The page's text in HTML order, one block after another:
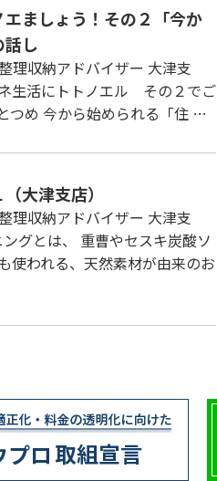
ましょう！その２「今か
話し
理収納アドバイザー 大津支
生活にトトノエル その２でご
つめ 今から始められる「住 …
大津支店）
理収納アドバイザー 大津支
グとは、 重曹やセスキ炭酸ソ
使われる、天然素材が由来のお